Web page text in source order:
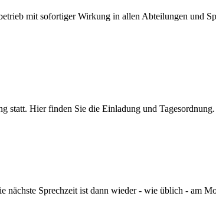
mit sofortiger Wirkung in allen Abteilungen und
statt. Hier finden Sie die Einladung und Tagesordnung.
Sprechzeit ist dann wieder - wie üblich - am